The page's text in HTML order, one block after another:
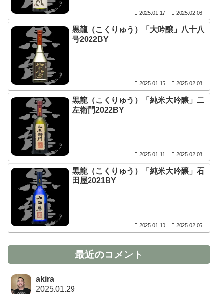
2025.01.17 2025.02.08
黒龍（こくりゅう）「大吟醸」八十八
号2022BY
2025.01.15 2025.02.08
黒龍（こくりゅう）「純米大吟醸」二
左衛門2022BY
2025.01.11 2025.02.08
黒龍（こくりゅう）「純米大吟醸」石
田屋2021BY
2025.01.10 2025.02.05
最近のコメント
akira
2025.01.29